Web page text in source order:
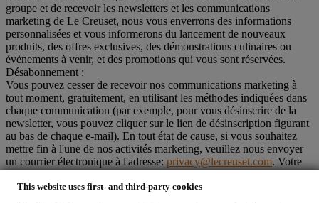
This website uses first- and third-party cookies
groupe et de recevoir les newsletters et les communications
marketing de Le Creuset, nous vous enverrons des informations
personnalisées et vous informerons du lancement de nouveaux
produits, des offres exclusives, des démonstrations culinaires ou
évènements à venir, et des promotions qui vous sont réservées.
Désabonnement :
Vous pouvez cesser de recevoir nos communications marketing à
tout moment, gratuitement, en utilisant les méthodes indiquées dans
chaque communication (par exemple, pour vous désinscrire de la
newsletter, vous pouvez cliquer sur le lien de désinscription figurant
au bas de chaque e-mail). En tout état de cause, si vous souhaitez
mettre fin à l'une de nos activités marketing, veuillez nous envoyer
un courrier électronique à l'adresse: privacy@lecreuset.com. Votre
certaines circonstances, il se peut que vous receviez quelques